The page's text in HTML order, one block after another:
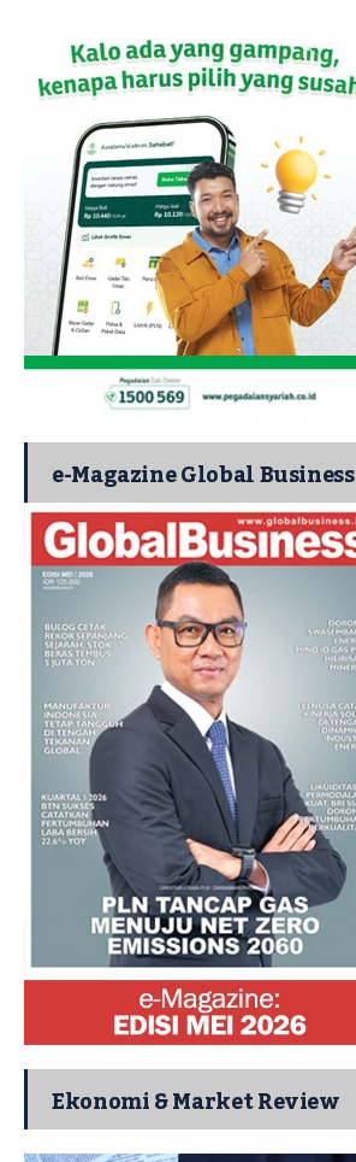
e-Magazine Global Business
Ekonomi & Market Review